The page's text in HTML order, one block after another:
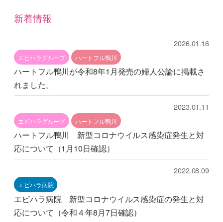
新着情報
2026.01.16
エビハラグループ ハートフル鴨川
ハートフル鴨川が令和8年1月発売の婦人公論に掲載さ
れました。
2023.01.11
エビハラグループ ハートフル鴨川
ハートフル鴨川 新型コロナウイルス感染症発生と対
応について（1月10日確認）
2022.08.09
エビハラ病院
エビハラ病院 新型コロナウイルス感染症の発生と対
応について（令和４年8月7日確認）